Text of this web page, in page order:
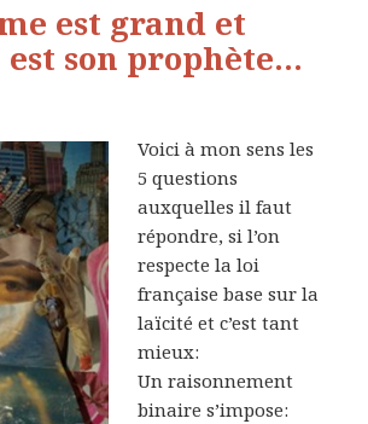
est grand et
son prophète…
Voici à mon sens les
5 questions
auxquelles il faut
répondre, si l’on
respecte la loi
française base sur la
laïcité et c’est tant
mieux:
Un raisonnement
binaire s’impose: